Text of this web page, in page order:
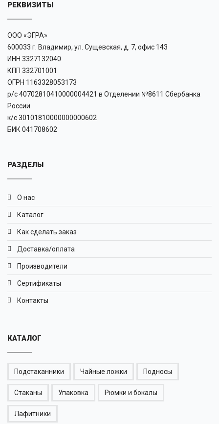
РЕКВИЗИТЫ
ООО «ЭГРА»
600033 г. Владимир, ул. Сущевская, д. 7, офис 143
ИНН 3327132040
КПП 332701001
ОГРН 1163328053173
р/с 40702810410000004421 в Отделении №8611 Сбербанка
России
к/с 30101810000000000602
БИК 041708602
РАЗДЕЛЫ
О нас
Каталог
Как сделать заказ
Доставка/оплата
Производители
Сертификаты
Контакты
КАТАЛОГ
Подстаканники Чайные ложки Подносы
Стаканы Упаковка Рюмки и бокалы
Лафитники